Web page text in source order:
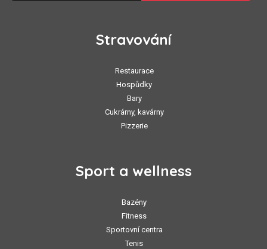
Stravování
Restaurace
Hospůdky
Bary
Cukrárny, kavárny
Pizzerie
Sport a wellness
Bazény
Fitness
Sportovní centra
Tenis